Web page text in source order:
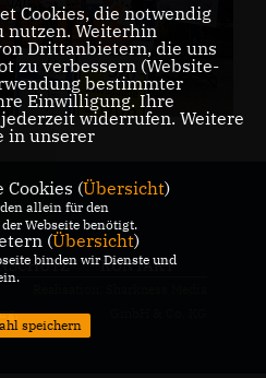
KONTAKT
Cookies, die notwendig
nutzen. Weiterhin
Drittanbietern, die uns
zu verbessern (Website-
bestimmter
Einwilligung. Ihre
widerrufen. Weitere
in unserer
Cookies (Übersicht)
allein für den
Webseite benötigt.
(Übersicht)
binden wir Dienste und
speichern